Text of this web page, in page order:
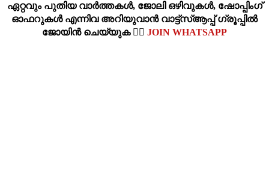
ഏറ്റവും പുതിയ വാര്‍ത്തകള്‍, ജോലി ഒഴിവുകള്‍, ഷോപ്പിംഗ്‌
ഓഫറുകള്‍ എന്നിവ അറിയുവാന്‍ വാട്ട്സ്ആപ്പ് ഗ്രൂപ്പില്‍
ജോയിന്‍ ചെയ്യുക 👉🏽 JOIN WHATSAPP